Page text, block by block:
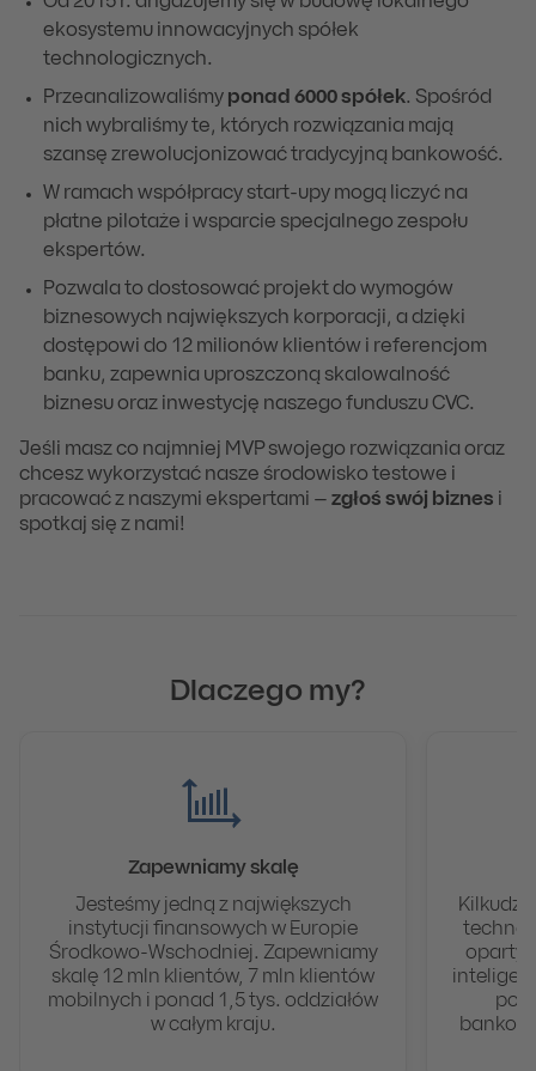
ekosystemu innowacyjnych spółek
technologicznych.
Przeanalizowaliśmy ponad 6000 spółek. Spośród
nich wybraliśmy te, których rozwiązania mają
szansę zrewolucjonizować tradycyjną bankowość.
W ramach współpracy start-upy mogą liczyć na
płatne pilotaże i wsparcie specjalnego zespołu
ekspertów.
Pozwala to dostosować projekt do wymogów
biznesowych największych korporacji, a dzięki
dostępowi do 12 milionów klientów i referencjom
banku, zapewnia uproszczoną skalowalność
biznesu oraz inwestycję naszego funduszu CVC.
Jeśli masz co najmniej MVP swojego rozwiązania oraz
chcesz wykorzystać nasze środowisko testowe i
pracować z naszymi ekspertami – zgłoś swój biznes
spotkaj się z nami!
Dlaczego my?
Zapewniamy skalę
Jesteśmy jedną z największych
instytucji finansowych w Europie
Środkowo-Wschodniej. Zapewniamy
skalę 12 mln klientów, 7 mln klientów
mobilnych i ponad 1,5 tys. oddziałów
w całym kraju.